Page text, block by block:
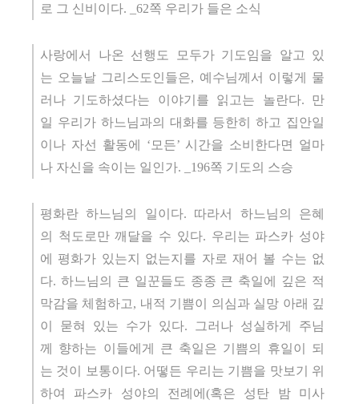
로 그 신비이다. _62쪽 우리가 들은 소식
사랑에서 나온 선행도 모두가 기도임을 알고 있
는 오늘날 그리스도인들은, 예수님께서 이렇게 물
러나 기도하셨다는 이야기를 읽고는 놀란다. 만
일 우리가 하느님과의 대화를 등한히 하고 집안일
이나 자선 활동에 ‘모든’ 시간을 소비한다면 얼마
나 자신을 속이는 일인가. _196쪽 기도의 스승
평화란 하느님의 일이다. 따라서 하느님의 은혜
의 척도로만 깨달을 수 있다. 우리는 파스카 성야
에 평화가 있는지 없는지를 자로 재어 볼 수는 없
다. 하느님의 큰 일꾼들도 종종 큰 축일에 깊은 적
막감을 체험하고, 내적 기쁨이 의심과 실망 아래 깊
이 묻혀 있는 수가 있다. 그러나 성실하게 주님
께 향하는 이들에게 큰 축일은 기쁨의 휴일이 되
는 것이 보통이다. 어떻든 우리는 기쁨을 맛보기 위
하여 파스카 성야의 전례에(혹은 성탄 밤 미사